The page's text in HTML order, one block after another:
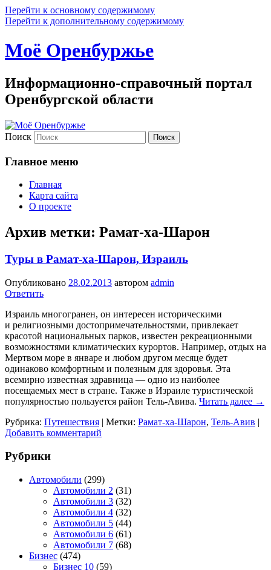
Перейти к основному содержимому
Перейти к дополнительному содержимому
Моё Оренбуржье
Информационно-справочный портал
Оренбургской области
Поиск
Главное меню
Главная
Карта сайта
О проекте
Архив метки: Рамат-ха-Шарон
Туры в Рамат-ха-Шарон, Израиль
Опубликовано 28.02.2013 автором admin
Ответить
Израиль многогранен, он интересен историческими
и религиозными достопримечательностями, привлекает
красотой национальных парков, известен рекреационными
возможностями климатических курортов. Например, отдых на
Мертвом море в январе и любом другом месяце будет
одинаково комфортным и полезным для здоровья. Эта
всемирно известная здравница — одно из наиболее
посещаемых мест в стране. Также в Израиле туристической
популярностью пользуется район Тель-Авива. Читать далее →
Рубрика: Путешествия | Метки: Рамат-ха-Шарон, Тель-Авив |
Добавить комментарий
Рубрики
Автомобили (299)
Автомобили 2 (31)
Автомобили 3 (32)
Автомобили 4 (32)
Автомобили 5 (44)
Автомобили 6 (61)
Автомобили 7 (68)
Бизнес (474)
Бизнес 10 (59)